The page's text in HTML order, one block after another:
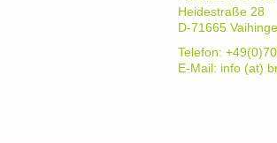
Heidestraße 28
D-71665
Telefon:
E-Mail: info (at)